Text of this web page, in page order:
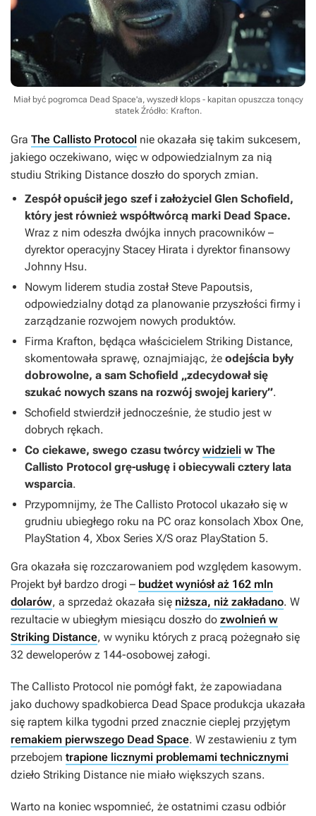
Miał być pogromca Dead Space'a, wyszedł klops - kapitan opuszcza tonący
statek Źródło: Krafton.
Gra The Callisto Protocol nie okazała się takim sukcesem,
jakiego oczekiwano, więc w odpowiedzialnym za nią
studiu Striking Distance doszło do sporych zmian.
Zespół opuścił jego szef i założyciel Glen Schofield,
który jest również współtwórcą marki Dead Space.
Wraz z nim odeszła dwójka innych pracowników –
dyrektor operacyjny Stacey Hirata i dyrektor finansowy
Johnny Hsu.
Nowym liderem studia został Steve Papoutsis,
odpowiedzialny dotąd za planowanie przyszłości firmy i
zarządzanie rozwojem nowych produktów.
Firma Krafton, będąca właścicielem Striking Distance,
skomentowała sprawę, oznajmiając, że odejścia były
dobrowolne, a sam Schofield „zdecydował się
szukać nowych szans na rozwój swojej kariery”.
Schofield stwierdził jednocześnie, że studio jest w
dobrych rękach.
Co ciekawe, swego czasu twórcy widzieli w The
Callisto Protocol grę-usługę i obiecywali cztery lata
wsparcia.
Przypomnijmy, że The Callisto Protocol ukazało się w
grudniu ubiegłego roku na PC oraz konsolach Xbox One,
PlayStation 4, Xbox Series X/S oraz PlayStation 5.
Gra okazała się rozczarowaniem pod względem kasowym.
Projekt był bardzo drogi – budżet wyniósł aż 162 mln
dolarów, a sprzedaż okazała się niższa, niż zakładano. W
rezultacie w ubiegłym miesiącu doszło do zwolnień w
Striking Distance, w wyniku których z pracą pożegnało się
32 deweloperów z 144-osobowej załogi.
The Callisto Protocol nie pomógł fakt, że zapowiadana
jako duchowy spadkobierca Dead Space produkcja ukazała
się raptem kilka tygodni przed znacznie cieplej przyjętym
remakiem pierwszego Dead Space. W zestawieniu z tym
przebojem trapione licznymi problemami technicznymi
dzieło Striking Distance nie miało większych szans.
Warto na koniec wspomnieć, że ostatnimi czasu odbiór